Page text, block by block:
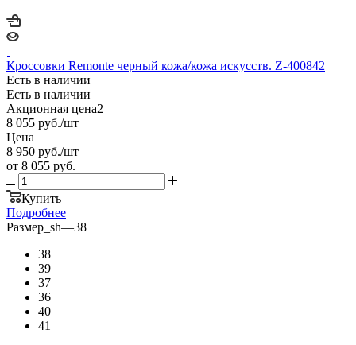
Кроссовки Remonte черный кожа/кожа искусств. Z-400842
Есть в наличии
Есть в наличии
Акционная цена2
8 055 руб./шт
Цена
8 950 руб./шт
от 8 055 руб.
Купить
Подробнее
Размер_sh—38
38
39
37
36
40
41